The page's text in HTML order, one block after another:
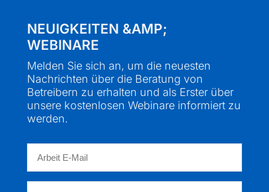
NEUIGKEITEN &AMP;
WEBINARE
Melden Sie sich an, um die neuesten
Nachrichten über die Beratung von
Betreibern zu erhalten und als Erster über
unsere kostenlosen Webinare informiert zu
werden.